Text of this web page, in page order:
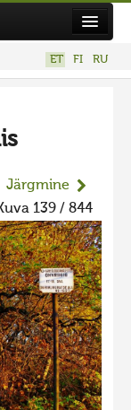
ET FI RU
Järgmine
139 / 844